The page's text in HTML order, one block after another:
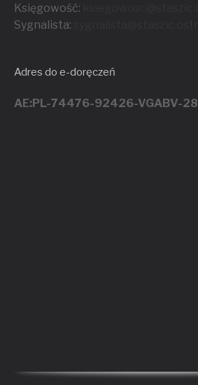
Księgowość:
Sygnalista:
Adres do e-doręczeń
AE:PL-74476-92426-VGABV-28